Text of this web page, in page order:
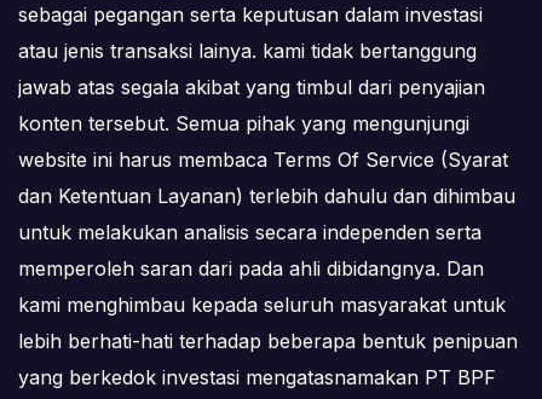
sebagai pegangan serta keputusan dalam investasi
atau jenis transaksi lainya. kami tidak bertanggung
jawab atas segala akibat yang timbul dari penyajian
konten tersebut. Semua pihak yang mengunjungi
website ini harus membaca Terms Of Service (Syarat
dan Ketentuan Layanan) terlebih dahulu dan dihimbau
untuk melakukan analisis secara independen serta
memperoleh saran dari pada ahli dibidangnya. Dan
kami menghimbau kepada seluruh masyarakat untuk
lebih berhati-hati terhadap beberapa bentuk penipuan
yang berkedok investasi mengatasnamakan PT BPF